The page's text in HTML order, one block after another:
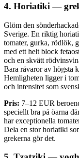
4. Horiatiki —
Glöm den
Sverige. En riktig
tomater, gurka, rödlök,
med ett helt block
och en skvätt
Bara råvaror av högsta
Hemligheten ligger i
och intensitet som
Pris: 7–12 EUR
speciellt bra på öarna
har exceptionella
Dela en stor horiatiki
grekerna gör det.